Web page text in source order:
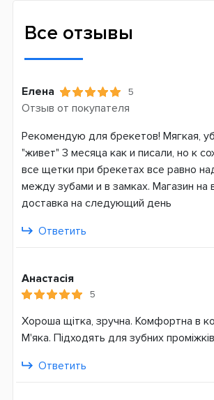
Все отзывы
Елена 5
Отзыв от покупателя
Рекомендую для брекетов! Мягкая,
"живет" 3 месяца как и писали, но к
все щетки при брекетах все равно
между зубами и в замках. Магазин на
доставка на следующий день
Ответить
Анастасія
5
Хороша щітка, зручна. Комфортна в
М'яка. Підходять для зубних
Ответить